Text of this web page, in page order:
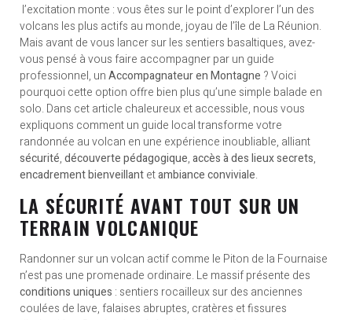
l’excitation monte : vous êtes sur le point d’explorer l’un des
volcans les plus actifs au monde, joyau de l’île de La Réunion.
Mais avant de vous lancer sur les sentiers basaltiques, avez-
vous pensé à vous faire accompagner par un guide
professionnel, unAccompagnateur en Montagne ? Voici
pourquoi cette option offre bien plus qu’une simple balade en
solo. Dans cet article chaleureux et accessible, nous vous
expliquons comment un guide local transforme votre
randonnée au volcan en une expérience inoubliable, alliant
sécurité,découverte pédagogique,accès à des lieux secrets,
encadrement bienveillantetambiance conviviale.
LA SÉCURITÉ AVANT TOUT SUR UN
TERRAIN VOLCANIQUE
Randonner sur un volcan actif comme le Piton de la Fournaise
n’est pas une promenade ordinaire. Le massif présente des
conditions uniques : sentiers rocailleux sur des anciennes
coulées de lave, falaises abruptes, cratères et fissures